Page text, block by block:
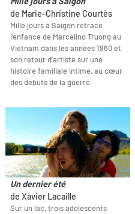
de Marie-Christine Courtès
Mille jours à Saigon retrace
l’enfance de Marcelino Truong au
Vietnam dans les années 1960 et
son retour d’artiste sur une
histoire familiale intime, au cœur
des débuts de la guerre.
Un dernier été
de Xavier Lacaille
Sur un lac, trois adolescents